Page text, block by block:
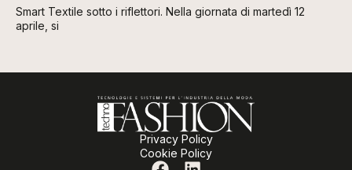
Smart Textile sotto i riflettori. Nella giornata di martedì 12
aprile, si
Privacy Policy
Cookie Policy